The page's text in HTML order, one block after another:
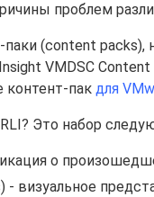
проблем
(content packs),
VMDSC
контент-пак для
Это набор
о
визуальное